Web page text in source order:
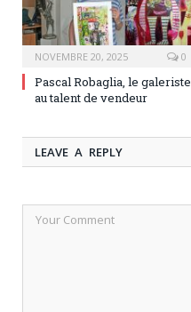
NOVEMBRE 20, 2025 0
Pascal Robaglia, le galeriste
au talent de vendeur
LEAVE A REPLY